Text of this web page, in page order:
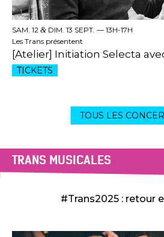
SAM. 12 & DIM. 13 SEPT. — 13H-17H
Les Trans présentent
[Atelier] Initiation Selecta
TICKETS
TOUS LES
TRANS MUSICALES
#Trans2025 : retour